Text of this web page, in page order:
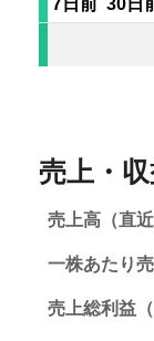
7日前 30日
売上・
売上高（直近
一株あたり
売上総利益